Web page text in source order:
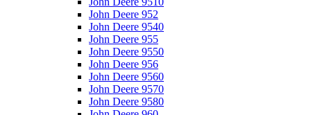
John Deere 952
John Deere 9540
John Deere 955
John Deere 9550
John Deere 956
John Deere 9560
John Deere 9570
John Deere 9580